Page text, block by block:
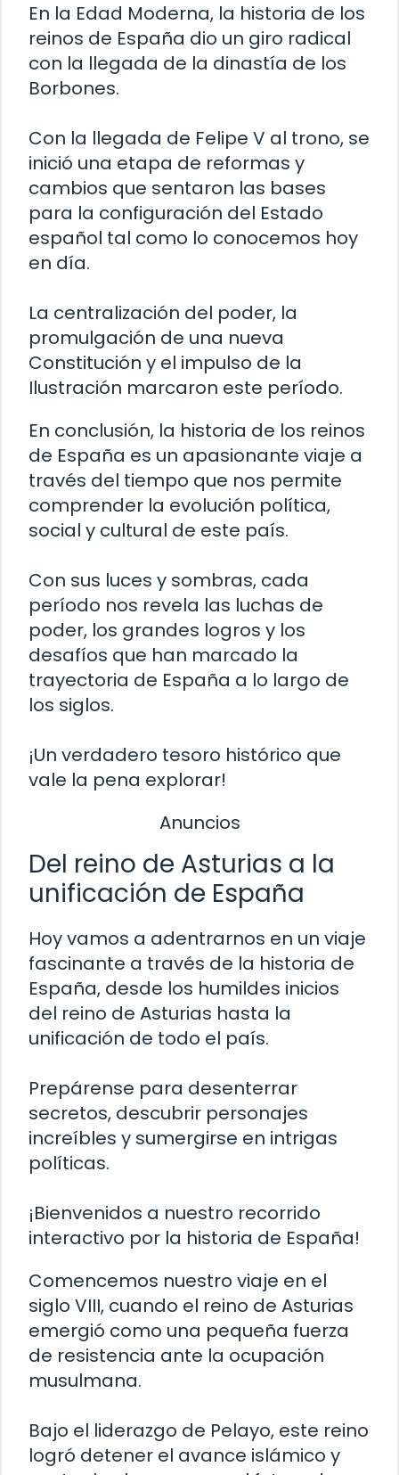
En la Edad Moderna, la historia de los
reinos de España dio un giro radical
con la llegada de la dinastía de los
Borbones.
Con la llegada de Felipe V al trono, se
inició una etapa de reformas y
cambios que sentaron las bases
para la configuración del Estado
español tal como lo conocemos hoy
en día.
La centralización del poder, la
promulgación de una nueva
Constitución y el impulso de la
Ilustración marcaron este período.
En conclusión, la historia de los reinos
de España es un apasionante viaje a
través del tiempo que nos permite
comprender la evolución política,
social y cultural de este país.
Con sus luces y sombras, cada
período nos revela las luchas de
poder, los grandes logros y los
desafíos que han marcado la
trayectoria de España a lo largo de
los siglos.
¡Un verdadero tesoro histórico que
vale la pena explorar!
Anuncios
Del reino de Asturias a la
unificación de España
Hoy vamos a adentrarnos en un viaje
fascinante a través de la historia de
España, desde los humildes inicios
del reino de Asturias hasta la
unificación de todo el país.
Prepárense para desenterrar
secretos, descubrir personajes
increíbles y sumergirse en intrigas
políticas.
¡Bienvenidos a nuestro recorrido
interactivo por la historia de España!
Comencemos nuestro viaje en el
siglo VIII, cuando el reino de Asturias
emergió como una pequeña fuerza
de resistencia ante la ocupación
musulmana.
Bajo el liderazgo de Pelayo, este reino
logró detener el avance islámico y